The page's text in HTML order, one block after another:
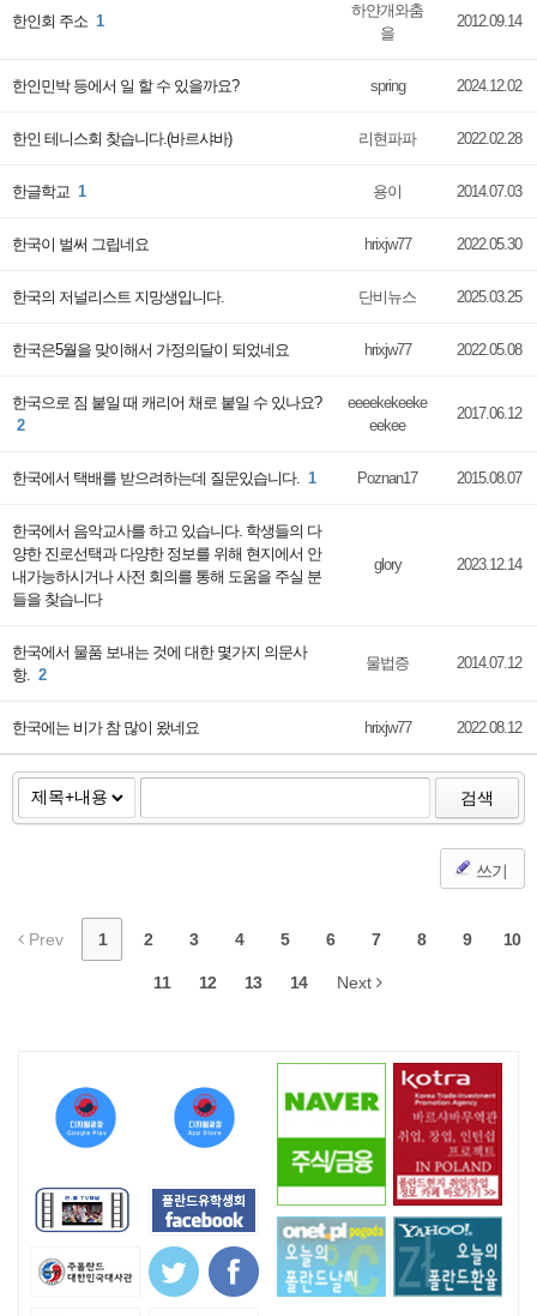
한인회 주소 1
하얀개와춤
을
2012.09.14
한인민박 등에서 일 할 수 있을까요? spring 2024.12.02
한인 테니스회 찾습니다.(바르샤바) 리현파파 2022.02.28
한글학교 1 용이 2014.07.03
한국이 벌써 그립네요 hrixjw77 2022.05.30
한국의 저널리스트 지망생입니다. 단비뉴스 2025.03.25
한국은5월을 맞이해서 가정의달이 되었네요 hrixjw77 2022.05.08
한국으로 짐 붙일 때 캐리어 채로 붙일 수 있나요?
2
eeeekekeeke
eekee
2017.06.12
한국에서 택배를 받으려하는데 질문있습니다. 1 Poznan17 2015.08.07
한국에서 음악교사를 하고 있습니다. 학생들의 다
양한 진로선택과 다양한 정보를 위해 현지에서 안
내가능하시거나 사전 회의를 통해 도움을 주실 분
들을 찾습니다
glory 2023.12.14
한국에서 물품 보내는 것에 대한 몇가지 의문사
항. 2
물법증 2014.07.12
한국에는 비가 참 많이 왔네요 hrixjw77 2022.08.12
검색
쓰기
Prev 1 2 3 4 5 6 7 8 9 10
11 12 13 14 Next